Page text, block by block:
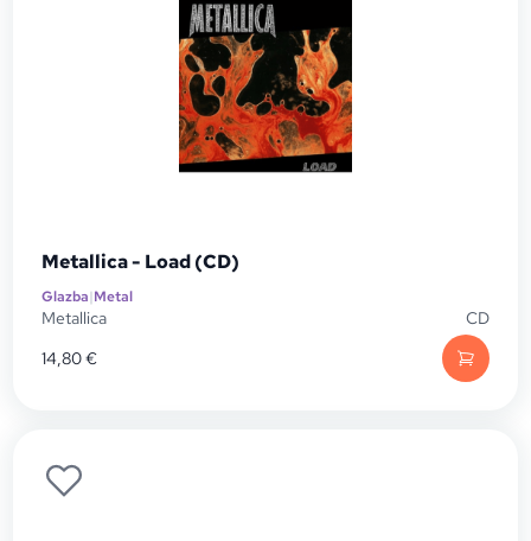
Metallica - Load (CD)
Glazba|Metal
Metallica
CD
14,80€